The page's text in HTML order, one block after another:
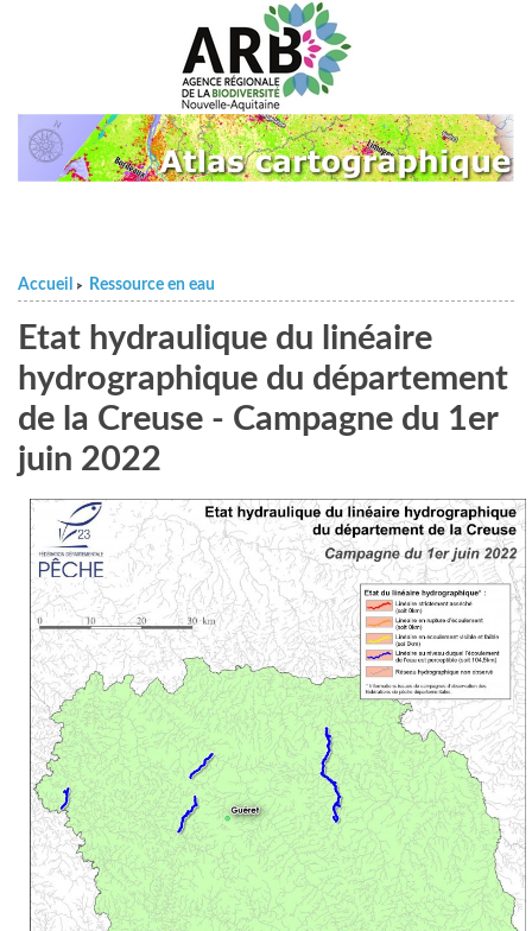
Accueil > Ressource en eau
Etat hydraulique du linéaire
hydrographique du département
de la Creuse - Campagne du 1er
juin 2022